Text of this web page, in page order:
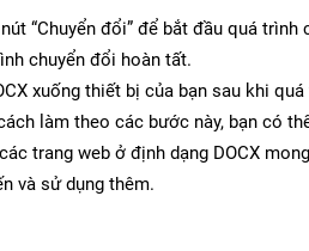
“Chuyển đổi” để bắt đầu quá trình
chuyển đổi hoàn tất.
xuống thiết bị của bạn sau khi
làm theo các bước này, bạn có
trang web ở định dạng DOCX
và sử dụng thêm.